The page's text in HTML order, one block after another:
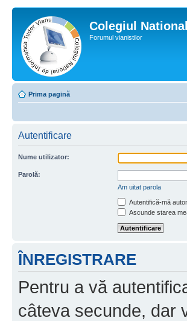
Colegiul
Forumul vianistilor
Prima pagină
Autentificare
Nume utilizator:
Parolă:
Am uitat parola
Autentifică-mă
Ascunde starea
ÎNREGISTRARE
Pentru a vă
câteva secunde, dar